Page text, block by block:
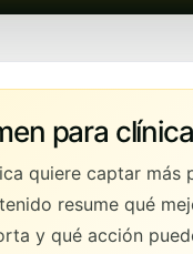
para
quiere captar más
resume qué
y qué acción